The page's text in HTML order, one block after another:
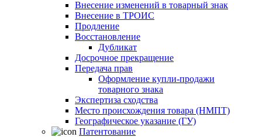
Внесение изменений в товарный знак
Внесение в ТРОИС
Продление
Восстановление
Дубликат
Досрочное прекращение
Передача прав
Оформление купли-продажи
товарного знака
Экспертиза сходства
Место происхождения товара (НМПТ)
Географическое указание (ГУ)
Патентование